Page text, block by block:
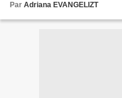
Par Adriana EVANGELIZT